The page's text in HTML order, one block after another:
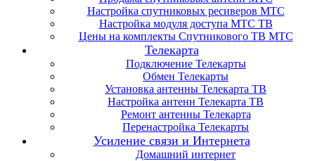
Настройка спутниковых ресиверов МТС
Настройка модуля доступа МТС ТВ
Цены на комплекты Спутникового ТВ МТС
Телекарта
Подключение Телекарты
Обмен Телекарты
Установка антенны Телекарта ТВ
Настройка антенн Телекарта ТВ
Ремонт антенны Телекарта
Перенастройка Телекарты
Усиление связи и Интернета
Домашний интернет